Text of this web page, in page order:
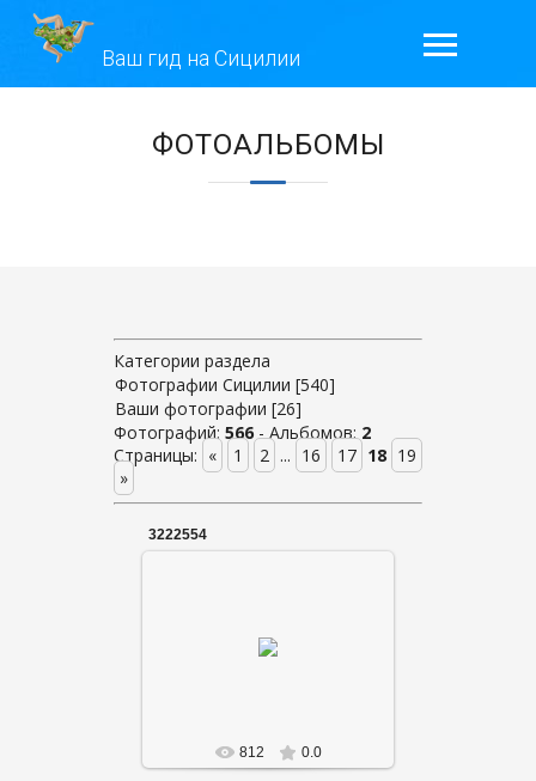
Ваш гид на Сицилии
ЭКСКУРСИИ
КОНТАКТЫ
ОБО МНЕ
Категории раздела
Фотографии Сицилии [540]
Ваши фотографии [26]
Фотографий: 566- Альбомов:2
Страницы: « 1 2 ... 16 17 18 19
»
3222554
812 0.0